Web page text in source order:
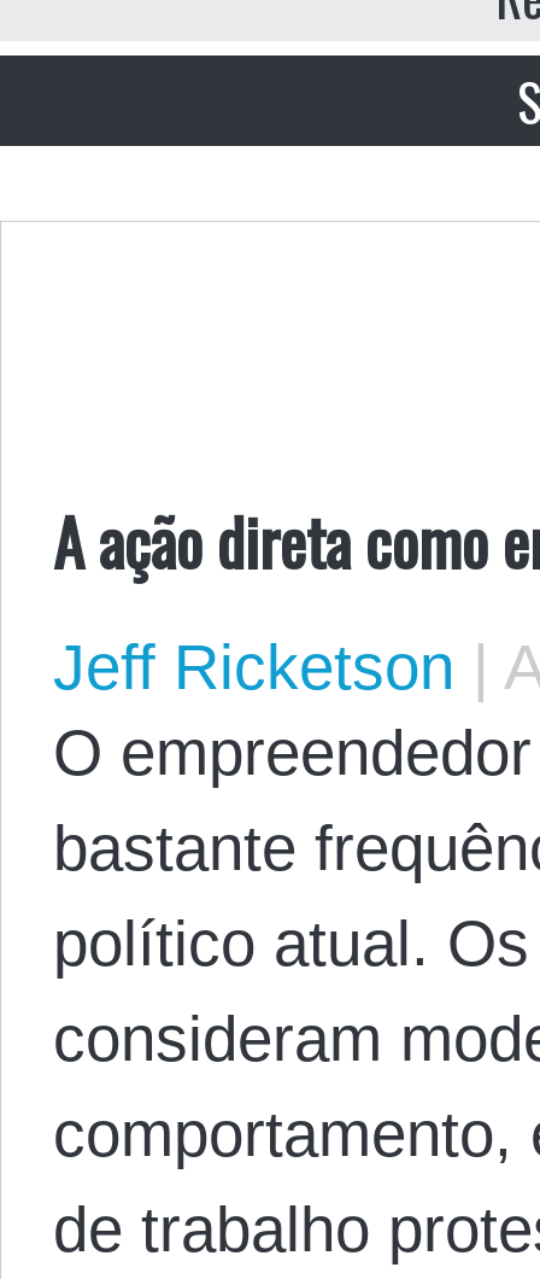
A ação direta como
Jeff Ricketson |
O
bastante
político atual.
consideram
comportamento,
de trabalho